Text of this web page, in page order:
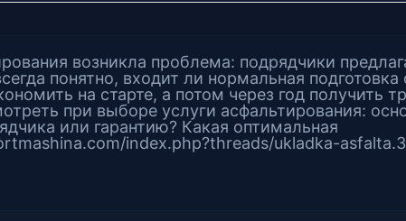
возникла проблема: подрядчики
понятно, входит ли нормальная
на старте, а потом через год получить
при выборе услуги асфальтирования:
или гарантию? Какая оптимальная
index.php?threads/ukladka-